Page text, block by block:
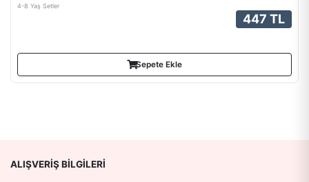
4-8 Yaş Setler
447 TL
Sepete Ekle
ALIŞVERIŞ BILGILERI